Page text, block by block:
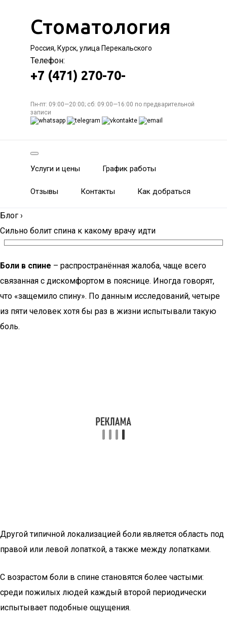
Стоматология
Россия, Курск, улица Перекальского
Телефон:
+7 (471) 270-70-
Пн-пт: 09:00—20:00; сб: 09:00—16:00 по предварительной
записи
Услуги и цены График работы
Отзывы Контакты Как добраться
Блог ›
Сильно болит спина к какому врачу идти
Боли в спине – распространённая жалоба, чаще всего
связанная с дискомфортом в пояснице. Иногда говорят,
что «защемило спину». По данным исследований, четыре
из пяти человек хотя бы раз в жизни испытывали такую
боль.
Другой типичной локализацией боли является область под
правой или левой лопаткой, а также между лопатками.
С возрастом боли в спине становятся более частыми:
среди пожилых людей каждый второй периодически
испытывает подобные ощущения.